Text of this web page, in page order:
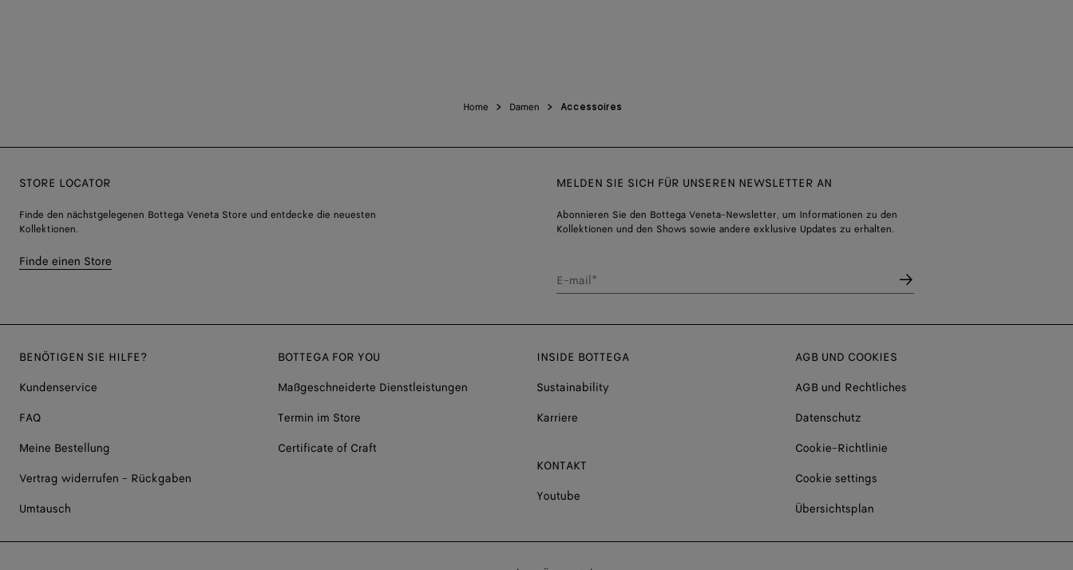
Home Damen Accessoires
STORE LOCATOR
Finde den nächstgelegenen Bottega Veneta Store und entdecke die neuesten
Kollektionen.
Finde einen Store
MELDEN SIE SICH FÜR UNSEREN NEWSLETTER AN
Abonnieren Sie den Bottega Veneta-Newsletter, um Informationen zu den
Kollektionen und den Shows sowie andere exklusive Updates zu erhalten.
E-mail*
BENÖTIGEN SIE HILFE?
Kundenservice
FAQ
Meine Bestellung
Vertrag widerrufen - Rückgaben
Umtausch
BOTTEGA FOR YOU
Maßgeschneiderte Dienstleistungen
Termin im Store
Certificate of Craft
INSIDE BOTTEGA
Sustainability
Karriere
KONTAKT
Youtube
AGB UND COOKIES
AGB und Rechtliches
Datenschutz
Cookie-Richtlinie
Cookie settings
Übersichtsplan